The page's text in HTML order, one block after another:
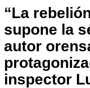
“La
supone la
autor
inspector